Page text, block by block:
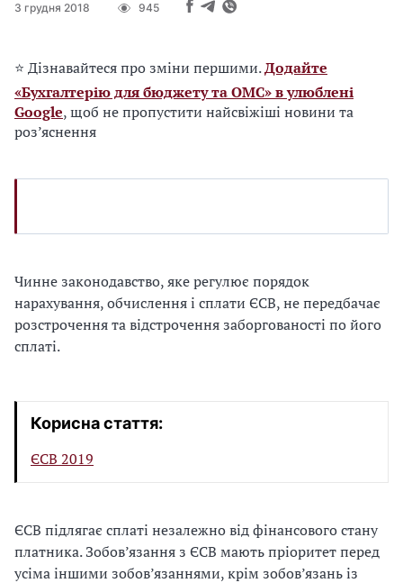
3 грудня 2018 945
⭐ Дізнавайтеся про зміни першими.Додайте
«Бухгалтерію для бюджету та ОМС» в улюблені
Google, щоб не пропустити найсвіжіші новини та
роз’яснення
Чинне законодавство, яке регулює порядок
нарахування, обчислення і сплати ЄСВ, не передбачає
розстрочення та відстрочення заборгованості по його
сплаті.
Корисна стаття:
ЄСВ 2019
ЄСВ підлягає сплаті незалежно від фінансового стану
платника. Зобов’язання з ЄСВ мають пріоритет перед
усіма іншими зобов’язаннями, крім зобов’язань із